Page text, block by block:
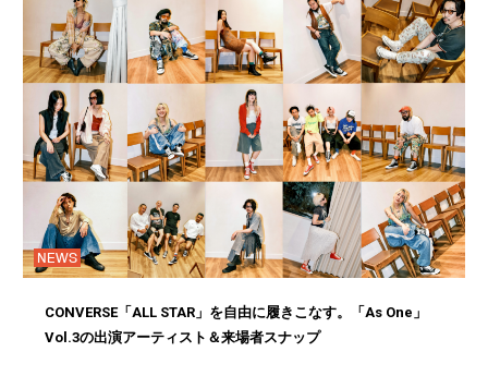
NEWS
CONVERSE「ALL STAR」を自由に履きこなす。「As One」
Vol.3の出演アーティスト＆来場者スナップ